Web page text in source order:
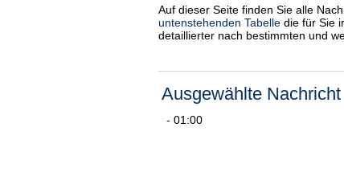
Auf dieser Seite finden Sie alle
untenstehenden Tabelle die für Sie
detaillierter nach bestimmten und
Ausgewählte Nachricht
- 01:00